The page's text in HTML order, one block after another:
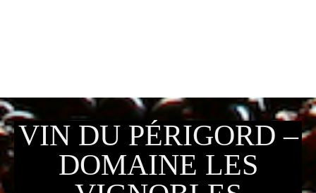
VIN DU PÉRIGORD –
DOMAINE LES